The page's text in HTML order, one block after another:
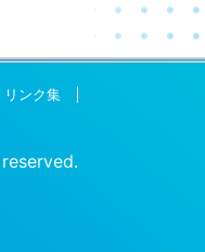
リンク集